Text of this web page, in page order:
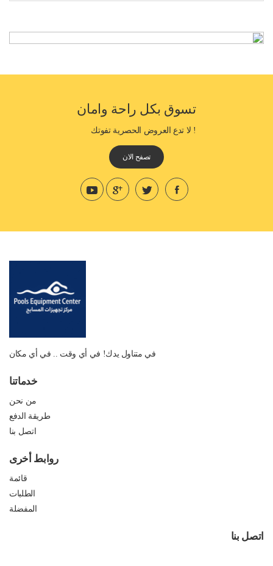
تسوق بكل راحة وامان
! لا تدع العروض الحصرية تفوتك
تصفح الان
في متناول يدك! في أي وقت .. في أي مكان
خدماتنا
من نحن
طريقة الدفع
اتصل بنا
روابط أخرى
قائمة
الطلبات
المفضلة
اتصل بنا